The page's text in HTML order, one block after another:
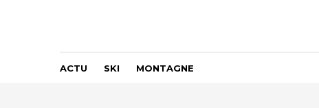
ACTU SKI MONTAGNE